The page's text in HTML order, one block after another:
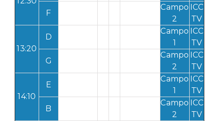
F
Campo
2
ICC
TV
13:20
D
Campo
1
ICC
TV
G
Campo
2
ICC
TV
14:10
E
Campo
1
ICC
TV
B
Campo
2
ICC
TV